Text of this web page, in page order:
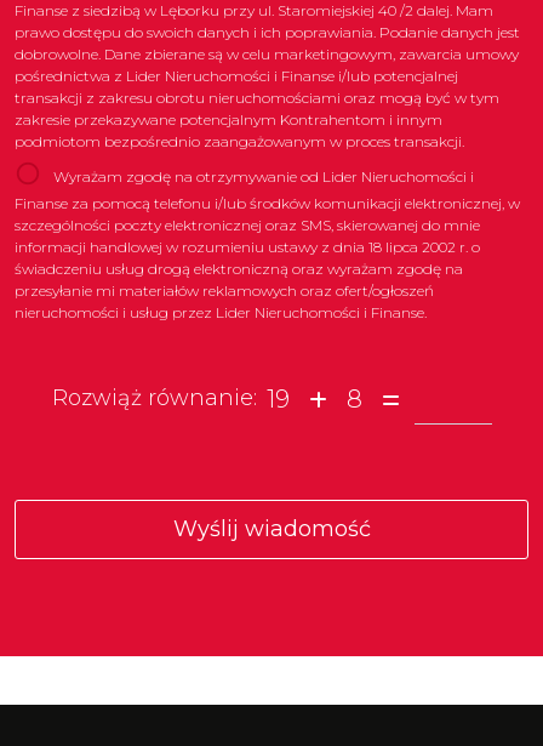
Finanse z siedzibą w Lęborku przy ul. Staromiejskiej 40 /2 dalej. Mam
prawo dostępu do swoich danych i ich poprawiania. Podanie danych jest
dobrowolne. Dane zbierane są w celu marketingowym, zawarcia umowy
pośrednictwa z Lider Nieruchomości i Finanse i/lub potencjalnej
transakcji z zakresu obrotu nieruchomościami oraz mogą być w tym
zakresie przekazywane potencjalnym Kontrahentom i innym
podmiotom bezpośrednio zaangażowanym w proces transakcji.
Wyrażam zgodę na otrzymywanie od Lider Nieruchomości i
Finanse za pomocą telefonu i/lub środków komunikacji elektronicznej, w
szczególności poczty elektronicznej oraz SMS, skierowanej do mnie
informacji handlowej w rozumieniu ustawy z dnia 18 lipca 2002 r. o
świadczeniu usług drogą elektroniczną oraz wyrażam zgodę na
przesyłanie mi materiałów reklamowych oraz ofert/ogłoszeń
nieruchomości i usług przez Lider Nieruchomości i Finanse.
Rozwiąż równanie: 19 8